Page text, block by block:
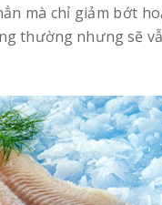
mà chỉ giảm bớt
thường nhưng sẽ